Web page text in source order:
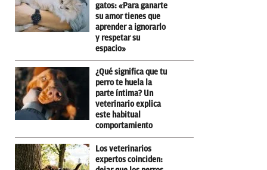
gatos: «Para ganarte
su amor tienes que
aprender a ignorarlo
y respetar su
espacio»
¿Qué significa que tu
perro te huela la
parte íntima? Un
veterinario explica
este habitual
comportamiento
Los veterinarios
expertos coinciden: